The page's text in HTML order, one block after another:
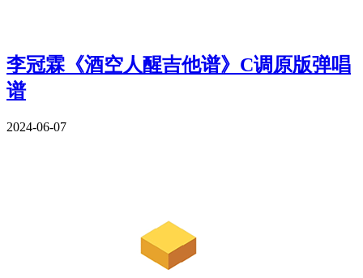
李冠霖《酒空人醒吉他谱》C调原版弹唱
谱
2024-06-07